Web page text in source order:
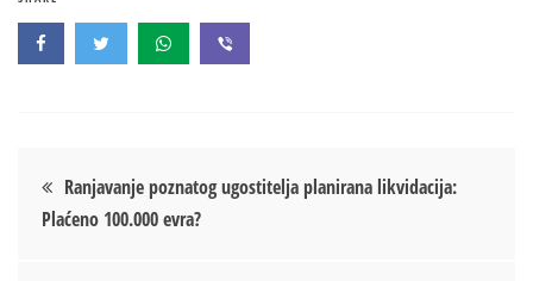
Кретање
чланка
Ranjavanje poznatog ugostitelja planirana likvidacija:
Plaćeno 100.000 evra?